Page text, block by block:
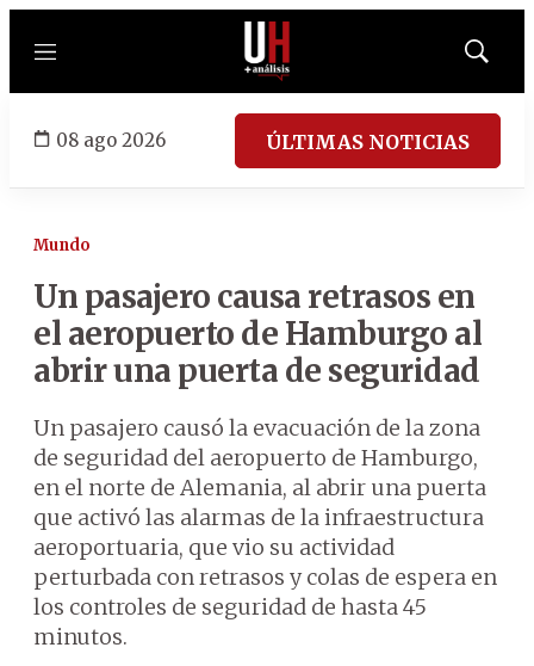
Menú
Mostrar
08 ago 2026 ÚLTIMAS NOTICIAS
Mundo
Un pasajero causa retrasos en
el aeropuerto de Hamburgo al
abrir una puerta de seguridad
Un pasajero causó la evacuación de la zona
de seguridad del aeropuerto de Hamburgo,
en el norte de Alemania, al abrir una puerta
que activó las alarmas de la infraestructura
aeroportuaria, que vio su actividad
perturbada con retrasos y colas de espera en
los controles de seguridad de hasta 45
minutos.